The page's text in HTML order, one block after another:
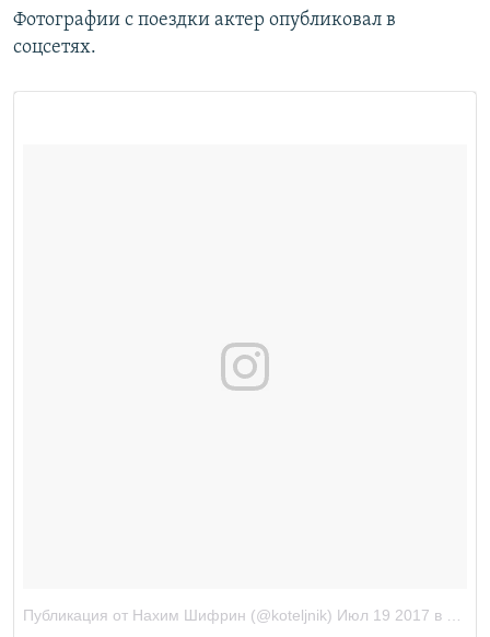
Фотографии с поездки актер опубликовал в
соцсетях.